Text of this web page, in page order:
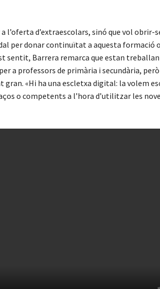
l’oferta d’extraescolars, sinó que vol obrir-
per donar continuïtat a aquesta formació
sentit, Barrera remarca que estan
a professors de primària i secundària,
gran. «Hi ha una escletxa digital: la volem
o competents a l’hora d’utilitzar les